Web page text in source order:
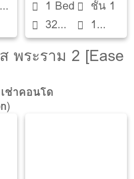
1 Bed
32
ตรม.
ชั้น 1
1
ห้องน้ำ
พระราม 2 [Ease
เช่าคอนโด
)